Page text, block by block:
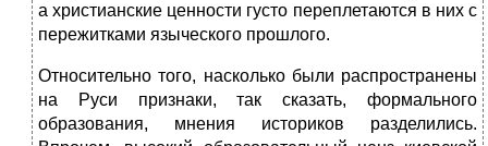
а христианские ценности густо переплетаются в них с
пережитками языческого прошлого.
Относительно того, насколько были распространены
на Руси признаки, так сказать, формального
образования, мнения историков разделились.